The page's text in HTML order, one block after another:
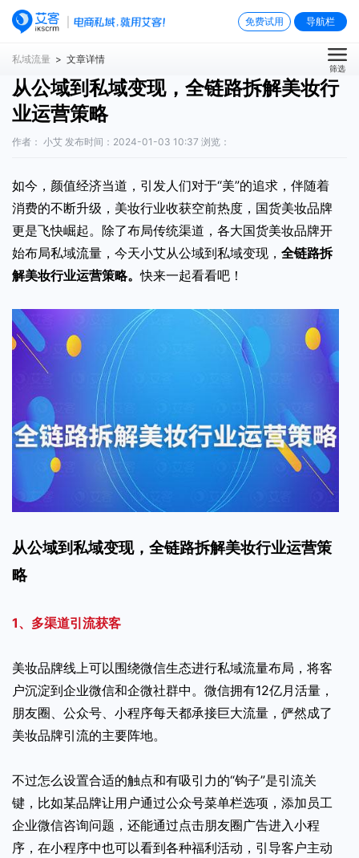
免费试用 导航栏
私域流量 > 文章详情
筛选
从公域到私域变现，全链路拆解美妆行
业运营策略
作者： 小艾 发布时间：2024-01-03 10:37 浏览：
如今，颜值经济当道，引发人们对于“美”的追求，伴随着
消费的不断升级，美妆行业收获空前热度，国货美妆品牌
更是飞快崛起。除了布局传统渠道，各大国货美妆品牌开
始布局私域流量，今天小艾从公域到私域变现， 全链路拆
解美妆行业运营策略。快来一起看看吧！
从公域到私域变现，全链路拆解美妆行业运营策
略
1、多渠道引流获客
美妆品牌线上可以围绕微信生态进行私域流量布局，将客
户沉淀到企业微信和企微社群中。微信拥有12亿月活量，
朋友圈、公众号、小程序每天都承接巨大流量，俨然成了
美妆品牌引流的主要阵地。
不过怎么设置合适的触点和有吸引力的“钩子”是引流关
键，比如某品牌让用户通过公众号菜单栏选项，添加员工
企业微信咨询问题，还能通过点击朋友圈广告进入小程
序，在小程序中也可以看到各种福利活动，引导客户主动